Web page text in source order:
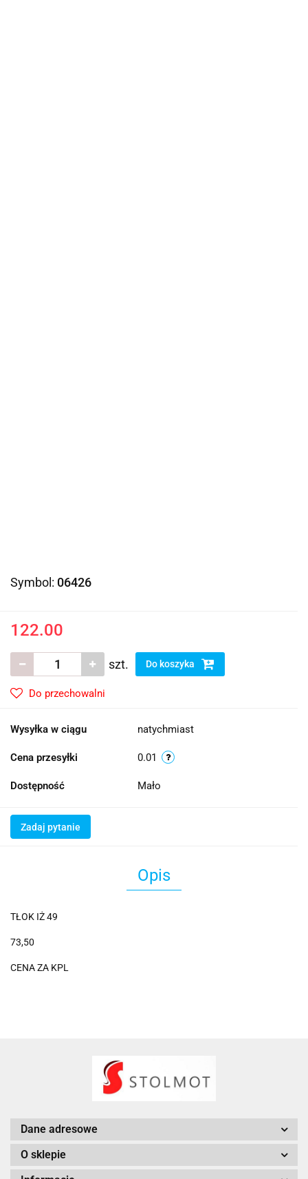
Symbol: 06426
122.00
szt. Do koszyka
Do przechowalni
Wysyłka w ciągu natychmiast
Cena przesyłki 0.01
Dostępność Mało
Zadaj pytanie
Opis
TŁOK IŻ 49
73,50
CENA ZA KPL
Dane adresowe
O sklepie